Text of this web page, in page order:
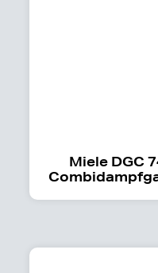
Miele DGC